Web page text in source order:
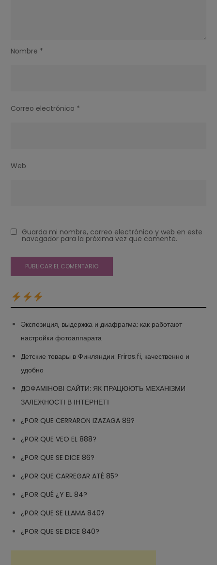
Nombre *
Correo electrónico *
Web
Guarda mi nombre, correo electrónico y web en este
navegador para la próxima vez que comente.
Экспозиция, выдержка и диафрагма: как работают
настройки фотоаппарата
Детские товары в Финляндии: Friros.fi, качественно и
удобно
ДОФАМІНОВІ САЙТИ: ЯК ПРАЦЮЮТЬ МЕХАНІЗМИ
ЗАЛЕЖНОСТІ В ІНТЕРНЕТІ
¿POR QUE CERRARON IZAZAGA 89?
¿POR QUE VEO EL 888?
¿POR QUE SE DICE 86?
¿POR QUE CARREGAR ATÉ 85?
¿POR QUÉ ¿Y EL 84?
¿POR QUE SE LLAMA 840?
¿POR QUE SE DICE 840?